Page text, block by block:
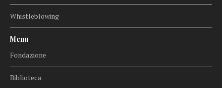
Whistleblowing
Menu
Fondazione
Biblioteca